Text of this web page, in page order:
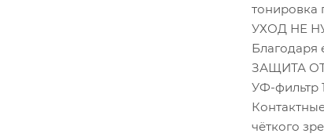
тонировка
УХОД НЕ
Благодаря
ЗАЩИТА
УФ-фильтр
чёткого